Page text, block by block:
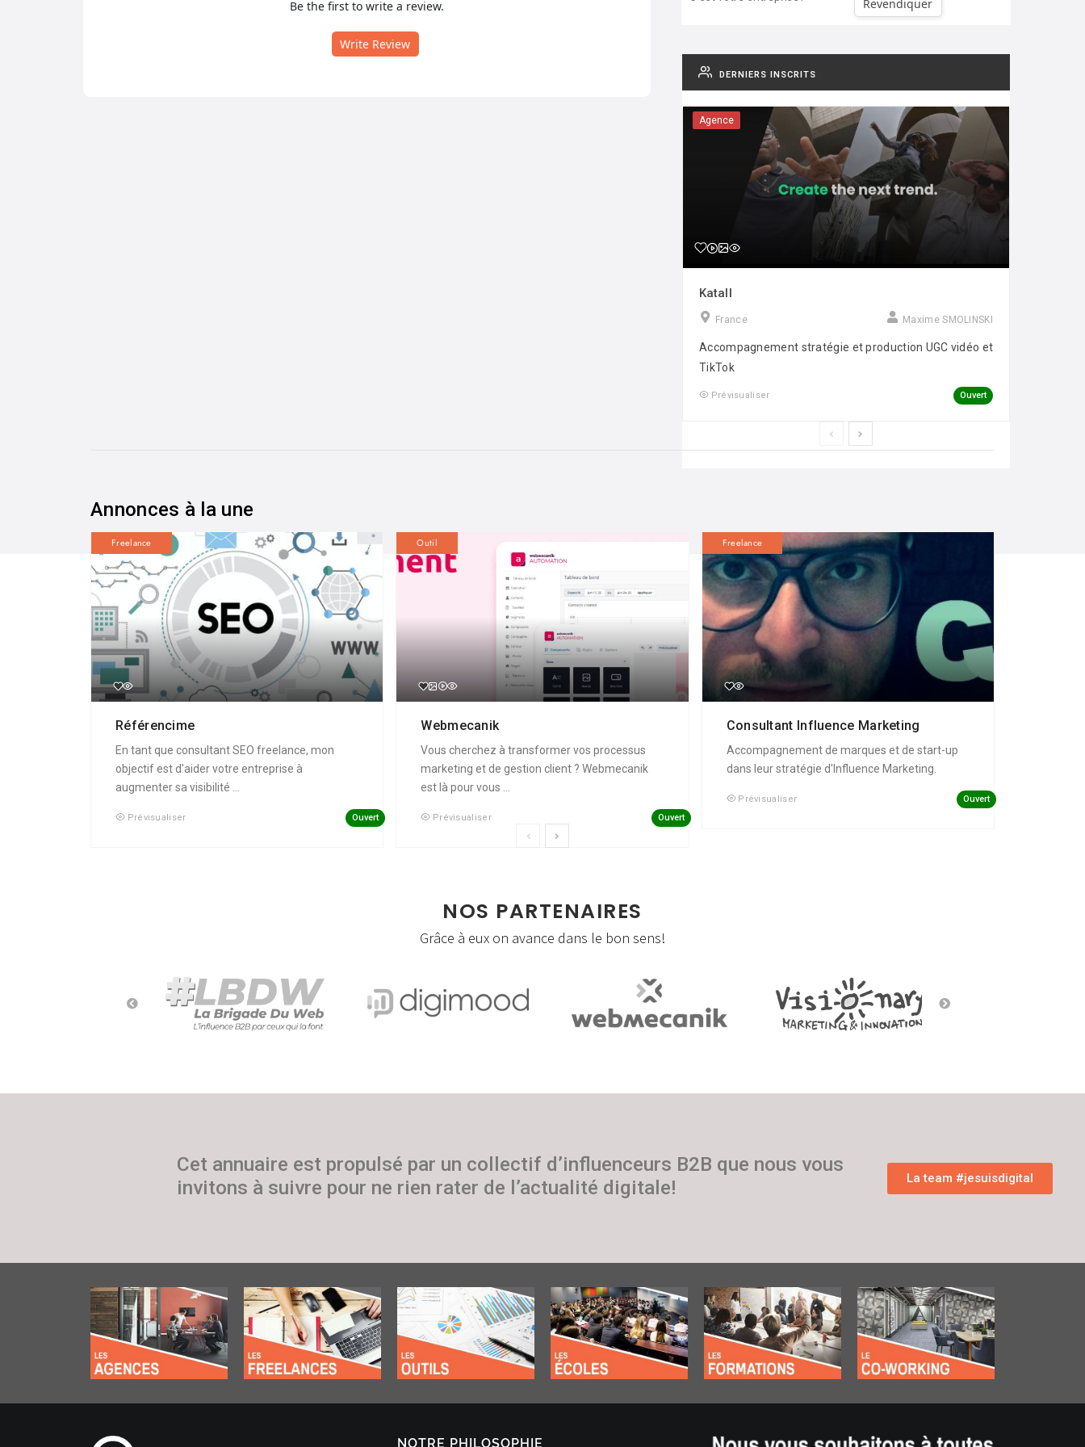
Be the first to write a review.
Write Review
Revendiquer
DERNIERS INSCRITS
Agence
Katall
France Maxime SMOLINSKI
Accompagnement stratégie et production UGC vidéo et
TikTok
Prévisualiser Ouvert
Annonces à la une
Freelance
Référencime
En tant que consultant SEO freelance, mon
objectif est d'aider votre entreprise à
augmenter sa visibilité ...
Prévisualiser Ouvert
Outil
Webmecanik
Vous cherchez à transformer vos processus
marketing et de gestion client ? Webmecanik
est là pour vous ...
Prévisualiser Ouvert
Freelance
Consultant Influence Marketing
Accompagnement de marques et de start-up
dans leur stratégie d'Influence Marketing.
Prévisualiser Ouvert
NOS PARTENAIRES
Grâce à eux on avance dans le bon sens!
Cet annuaire est propulsé par un collectif d’influenceurs B2B que nous vous
invitons à suivre pour ne rien rater de l’actualité digitale!
La team #jesuisdigital
NOTRE PHILOSOPHIE